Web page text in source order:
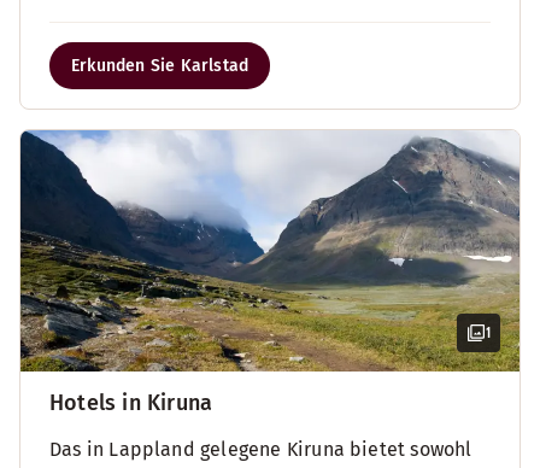
Erkunden Sie Karlstad
1
Hotels in Kiruna
Das in Lappland gelegene Kiruna bietet sowohl